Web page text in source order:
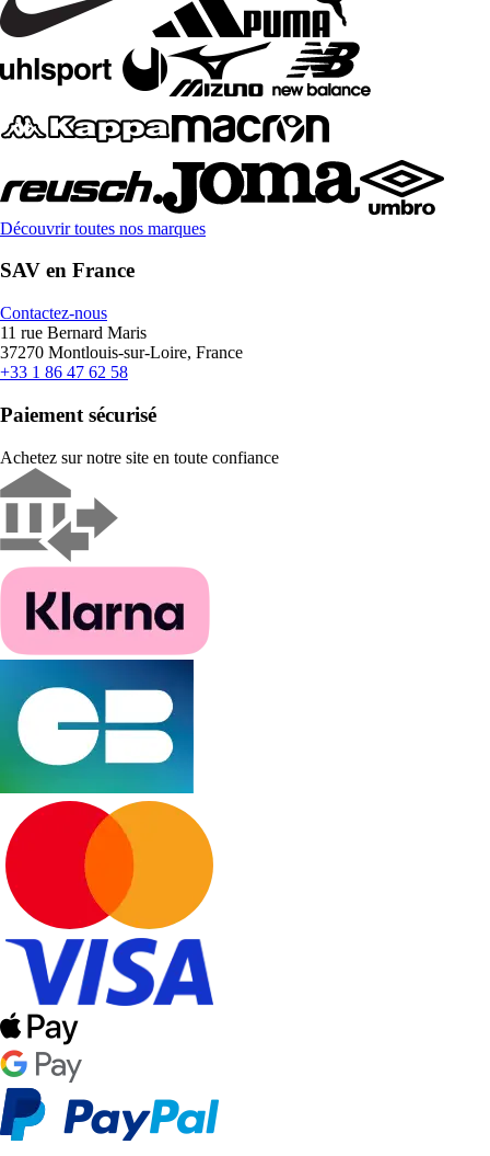
Découvrir toutes nos marques
SAV en France
Contactez-nous
11 rue Bernard Maris
37270 Montlouis-sur-Loire, France
+33 1 86 47 62 58
Paiement sécurisé
Achetez sur notre site en toute confiance